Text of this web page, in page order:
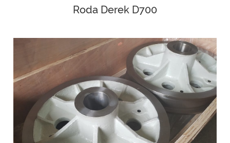
Roda Derek D700